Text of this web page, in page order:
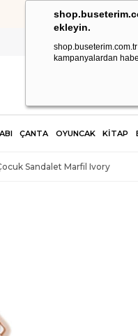
ekleyin.
kampanyalardan
ÇANTA OYUNCAK KİTAP
Sandalet Marfil Ivory